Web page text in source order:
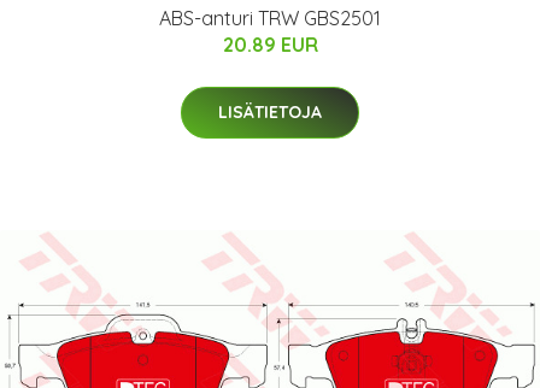
ABS-anturi TRW GBS2501
20.89 EUR
LISÄTIETOJA